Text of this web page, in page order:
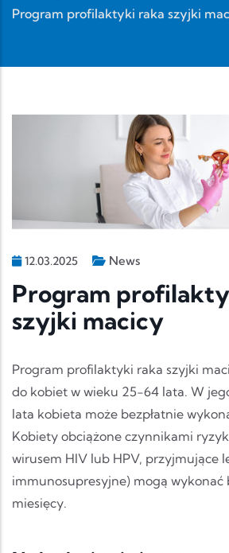
Program profilaktyki raka szyjki
12.03.2025 News
Program
szyjki macicy
Program profilaktyki raka szyjki
do kobiet w wieku 25-64 lata. W
lata kobieta może bezpłatnie
Kobiety obciążone czynnikami
wirusem HIV lub HPV, przyjmujące
immunosupresyjne) mogą wykonać
miesięcy.